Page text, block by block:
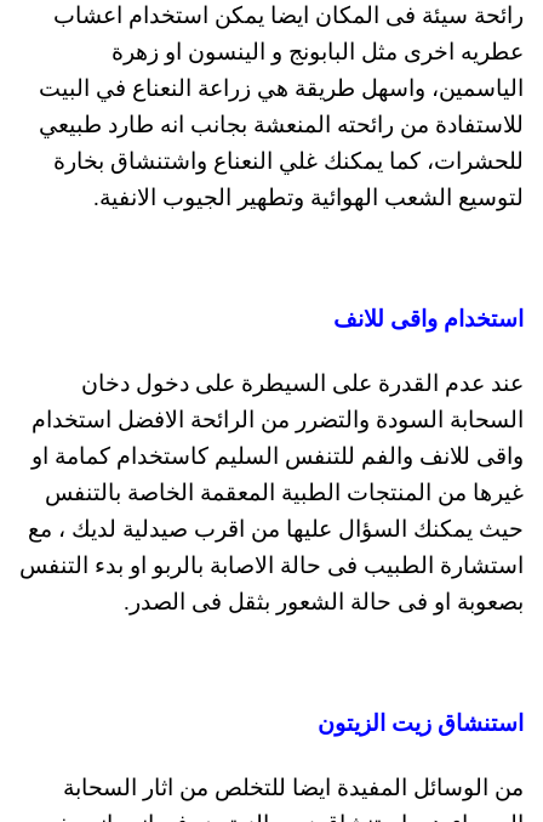
رائحة سيئة فى المكان ايضا يمكن استخدام اعشاب
عطريه اخرى مثل البابونج و الينسون او زهرة
الياسمين، واسهل طريقة هي زراعة النعناع في البيت
للاستفادة من رائحته المنعشة بجانب انه طارد طبيعي
للحشرات، كما يمكنك غلي النعناع واشتنشاق بخارة
لتوسيع الشعب الهوائية وتطهير الجيوب الانفية.
استخدام واقى للانف
عند عدم القدرة على السيطرة على دخول دخان
السحابة السودة والتضرر من الرائحة الافضل استخدام
واقى للانف والفم للتنفس السليم كاستخدام كمامة او
غيرها من المنتجات الطبية المعقمة الخاصة بالتنفس
حيث يمكنك السؤال عليها من اقرب صيدلية لديك ، مع
استشارة الطبيب فى حالة الاصابة بالربو او بدء التنفس
بصعوبة او فى حالة الشعور بثقل فى الصدر.
استنشاق زيت الزيتون
من الوسائل المفيدة ايضا للتخلص من اثار السحابة